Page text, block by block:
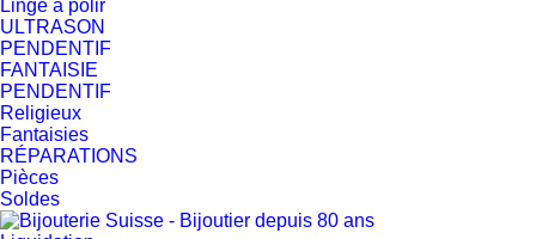
Linge à polir
ULTRASON
PENDENTIF
FANTAISIE
PENDENTIF
Religieux
Fantaisies
RÉPARATIONS
Pièces
Soldes